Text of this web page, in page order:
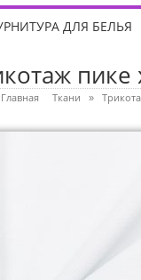
ДЛЯ БЕЛЬЯ
Главная Ткани »